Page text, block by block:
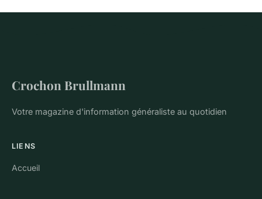
Crochon Brullmann
Votre magazine d'information généraliste au quotidien
LIENS
Accueil